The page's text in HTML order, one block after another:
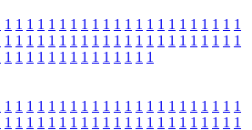
1 1 1 1 1 1 1 1 1 1 1 1 1 1 1 1 1 1 1 1 1 1
1 1 1 1 1 1 1 1 1 1 1 1 1 1 1 1 1 1 1 1 1 1
1 1 1 1 1 1 1 1 1 1 1 1 1 1
1 1 1 1 1 1 1 1 1 1 1 1 1 1 1 1 1 1 1 1 1 1
1 1 1 1 1 1 1 1 1 1 1 1 1 1 1 1 1 1 1 1 1 1